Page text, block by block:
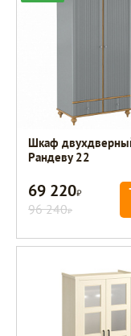
Шкаф
Рандеву 22
69 220Р
96 240Р